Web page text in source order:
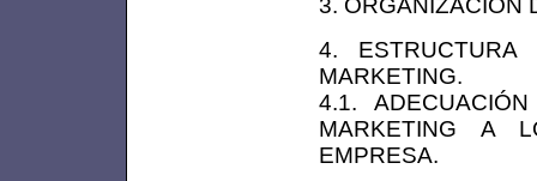
4. ESTRUCTURA
MARKETING.
4.1.
MARKETING A
EMPRESA.